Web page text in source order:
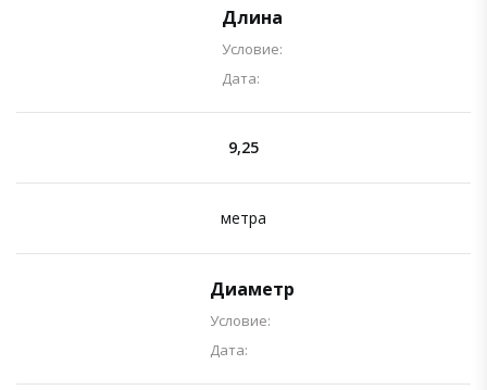
Длина
Условие:
Дата:
9,25
метра
Диаметр
Условие:
Дата: